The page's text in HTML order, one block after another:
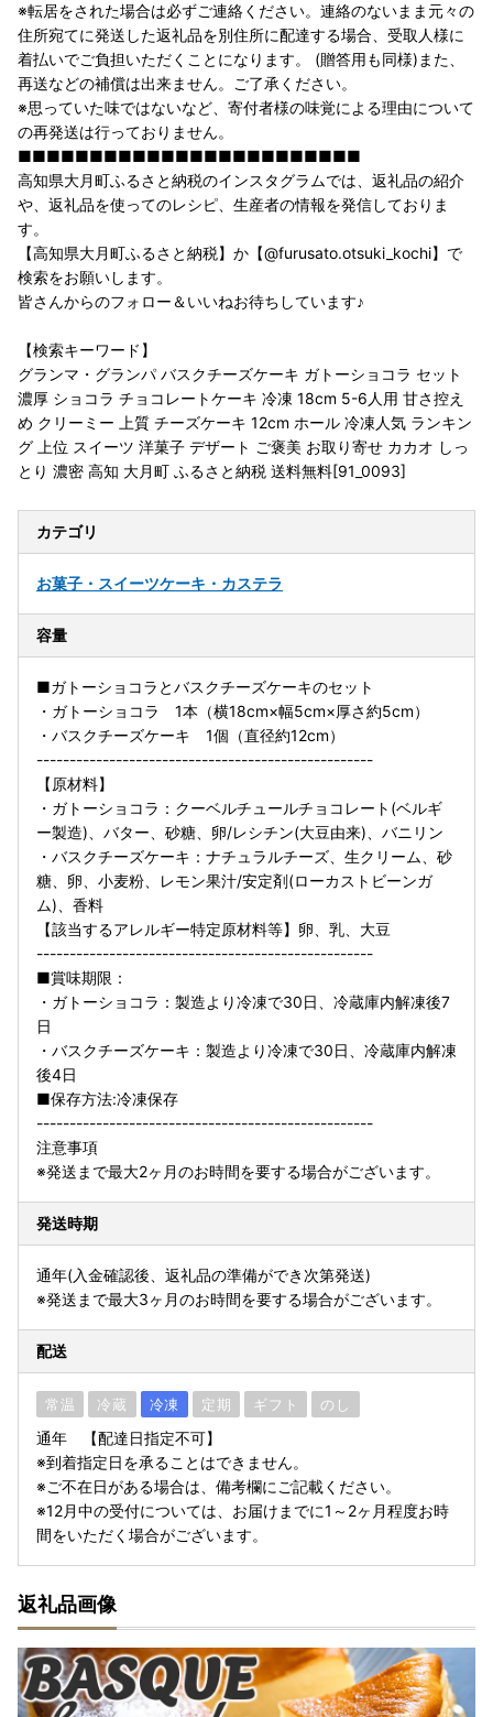
※転居をされた場合は必ずご連絡ください。連絡のないまま元々の
住所宛てに発送した返礼品を別住所に配達する場合、受取人様に
着払いでご負担いただくことになります。 (贈答用も同様)また、
再送などの補償は出来ません。ご了承ください。
※思っていた味ではないなど、寄付者様の味覚による理由について
の再発送は行っておりません。
■■■■■■■■■■■■■■■■■■■■■■■■
高知県大月町ふるさと納税のインスタグラムでは、返礼品の紹介
や、返礼品を使ってのレシピ、生産者の情報を発信しておりま
す。
【高知県大月町ふるさと納税】か【@furusato.otsuki_kochi】で
検索をお願いします。
皆さんからのフォロー＆いいねお待ちしています♪
【検索キーワード】
グランマ・グランパ バスクチーズケーキ ガトーショコラ セット
濃厚 ショコラ チョコレートケーキ 冷凍 18cm 5-6人用 甘さ控え
め クリーミー 上質 チーズケーキ 12cm ホール 冷凍人気 ランキン
グ 上位 スイーツ 洋菓子 デザート ご褒美 お取り寄せ カカオ しっ
とり 濃密 高知 大月町 ふるさと納税 送料無料[91_0093]
カテゴリ
お菓子・スイーツケーキ・カステラ
容量
■ガトーショコラとバスクチーズケーキのセット
・ガトーショコラ 1本（横18cm×幅5cm×厚さ約5cm）
・バスクチーズケーキ 1個（直径約12cm）
---------------------------------------------------
【原材料】
・ガトーショコラ：クーベルチュールチョコレート(ベルギ
ー製造)、バター、砂糖、卵/レシチン(大豆由来)、バニリン
・バスクチーズケーキ：ナチュラルチーズ、生クリーム、砂
糖、卵、小麦粉、レモン果汁/安定剤(ローカストビーンガ
ム)、香料
【該当するアレルギー特定原材料等】卵、乳、大豆
---------------------------------------------------
■賞味期限：
・ガトーショコラ：製造より冷凍で30日、冷蔵庫内解凍後7
日
・バスクチーズケーキ：製造より冷凍で30日、冷蔵庫内解凍
後4日
■保存方法:冷凍保存
---------------------------------------------------
注意事項
※発送まで最大2ヶ月のお時間を要する場合がございます。
発送時期
通年(入金確認後、返礼品の準備ができ次第発送)
※発送まで最大3ヶ月のお時間を要する場合がございます。
配送
常温 冷蔵 冷凍 定期 ギフト のし
通年 【配達日指定不可】
※到着指定日を承ることはできません。
※ご不在日がある場合は、備考欄にご記載ください。
※12月中の受付については、お届けまでに1～2ヶ月程度お時
間をいただく場合がございます。
返礼品画像